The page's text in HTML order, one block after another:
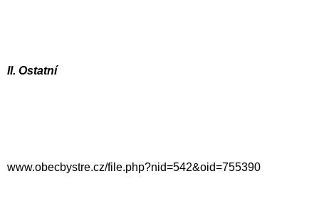
II. Ostatní
www.obecbystre.cz/file.php?nid=542&oid=755390